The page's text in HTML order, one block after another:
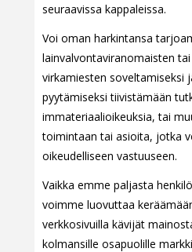
seuraavissa kappaleissa.
Voi oman harkintansa
lainvalvontaviranomaisten
virkamiesten soveltamiseksi
pyytämiseksi tiivistämään
immateriaalioikeuksia, tai
toimintaan tai asioita, jotka
oikeudelliseen vastuuseen.
Vaikka emme paljasta
voimme luovuttaa
verkkosivuilla kävijät
kolmansille osapuolille